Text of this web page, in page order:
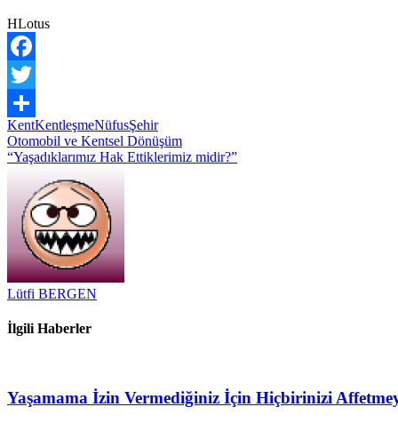
HLotus
Facebook
Twitter
Share
KentKentleşmeNüfusŞehir
Yazı
gezinmesi
Otomobil ve Kentsel Dönüşüm
“Yaşadıklarımız Hak Ettiklerimiz midir?”
Lütfi BERGEN
İlgili Haberler
Yaşamama İzin Vermediğiniz İçin Hiçbirinizi